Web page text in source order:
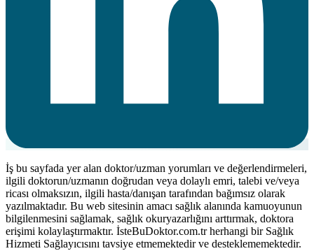
İş bu sayfada yer alan doktor/uzman yorumları ve değerlendirmeleri,
ilgili doktorun/uzmanın doğrudan veya dolaylı emri, talebi ve/veya
ricası olmaksızın, ilgili hasta/danışan tarafından bağımsız olarak
yazılmaktadır. Bu web sitesinin amacı sağlık alanında kamuoyunun
bilgilenmesini sağlamak, sağlık okuryazarlığını arttırmak, doktora
erişimi kolaylaştırmaktır. İsteBuDoktor.com.tr herhangi bir Sağlık
Hizmeti Sağlayıcısını tavsiye etmemektedir ve desteklememektedir.